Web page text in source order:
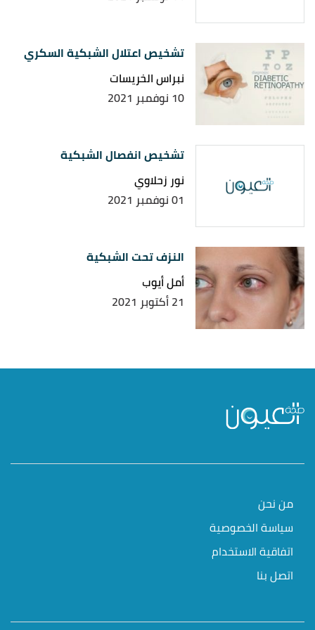
↑
retinopathy is a complication,it could threaten your
sight. "Diabetic retinopathy",nhs, Retrieved
13/10/2021. Edited.
↑
"What to know about diabetic retinopathy"
,
, Retrieved 13/10/2021. Edited.
↑
"Treatment -Diabetic retinopathy"
,nhs, Retrieved
تشخيص اعتلال الشبكية السكري
نبراس الخريسات
10 نوفمبر 2021
تشخيص انفصال الشبكية
نور زحلاوي
01 نوفمبر 2021
النزف تحت الشبكية
أمل أيوب
21 أكتوبر 2021
من نحن
سياسة الخصوصية
اتفاقية الاستخدام
اتصل بنا